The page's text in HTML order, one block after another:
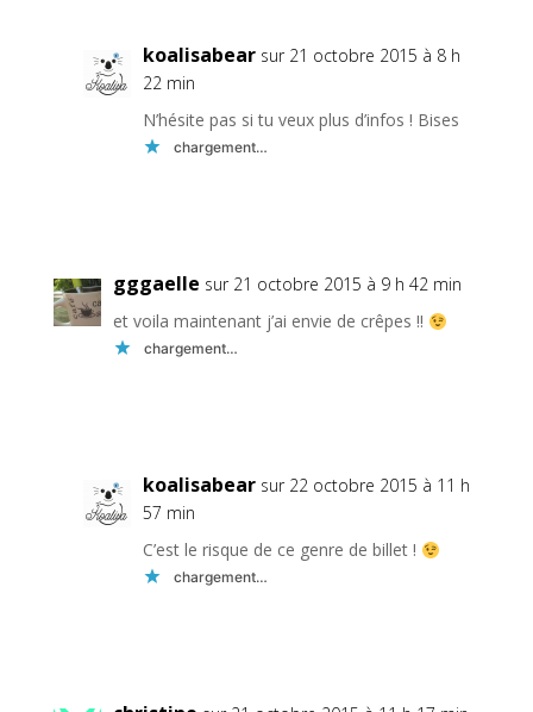
koalisabear sur 21 octobre 2015 à 8 h
22 min
N’hésite pas si tu veux plus d’infos ! Bises
chargement…
gggaelle sur 21 octobre 2015 à 9 h 42 min
et voila maintenant j’ai envie de crêpes !!
chargement…
koalisabear sur 22 octobre 2015 à 11 h
57 min
C’est le risque de ce genre de billet !
chargement…